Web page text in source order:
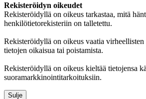
Rekisteröidyn oikeudet
Rekisteröidyllä on oikeus tarkastaa, mitä
henkilötietorekisteriin on talletettu.
Rekisteröidyllä on oikeus vaatia virheellisten
tietojen oikaisua tai poistamista.
Rekisteröidyllä on oikeus kieltää tietojensa
suoramarkkinointitarkoituksiin.
Sulje